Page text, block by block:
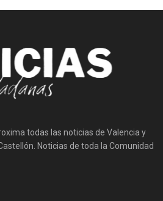
todas las noticias de Valencia y
Noticias de toda la Comunidad